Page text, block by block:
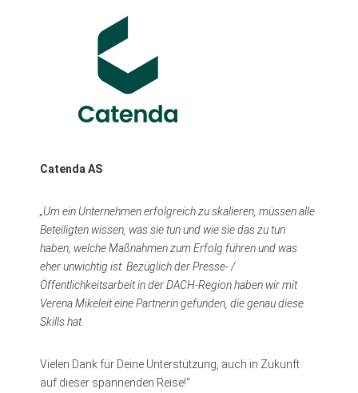
Catenda AS
„Um ein Unternehmen erfolgreich zu skalieren, müssen alle
Beteiligten wissen, was sie tun und wie sie das zu tun
haben, welche Maßnahmen zum Erfolg führen und was
eher unwichtig ist. Bezüglich der Presse- /
Öffentlichkeitsarbeit in der DACH-Region haben wir mit
Verena Mikeleit eine Partnerin gefunden, die genau diese
Skills hat.
Vielen Dank für Deine Unterstützung, auch in Zukunft
auf dieser spannenden Reise!“